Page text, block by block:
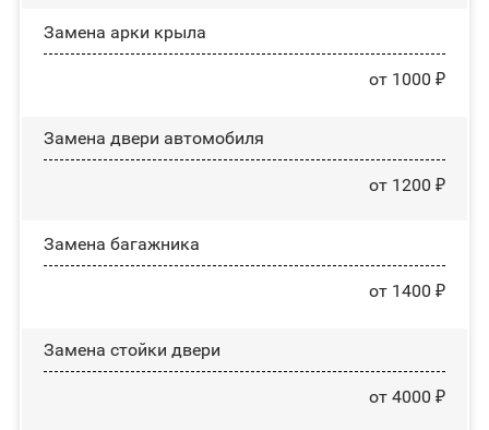
Замена арки крыла
от 1000 ₽
Замена двери автомобиля
от 1200 ₽
Замена багажника
от 1400 ₽
Зaмeнa cтoйĸи двepи
от 4000 ₽